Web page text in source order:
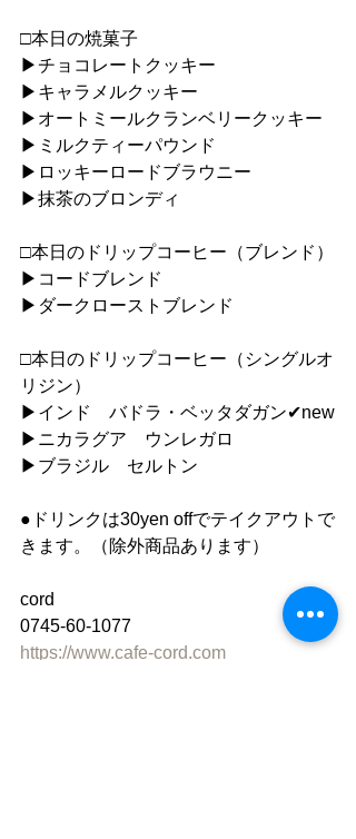
□本日の焼菓子
▶︎チョコレートクッキー
▶︎キャラメルクッキー
▶︎オートミールクランベリークッキー
▶︎ミルクティーパウンド
▶︎ロッキーロードブラウニー
▶︎抹茶のブロンディ
□本日のドリップコーヒー（ブレンド）
▶︎コードブレンド
▶︎ダークローストブレンド
□本日のドリップコーヒー（シングルオ
リジン）
▶︎インド　バドラ・ベッタダガン✔︎new
▶︎ニカラグア　ウンレガロ
▶︎ブラジル　セルトン
●ドリンクは30yen offでテイクアウトで
きます。（除外商品あります）
cord
0745-60-1077
https://www.cafe-cord.com